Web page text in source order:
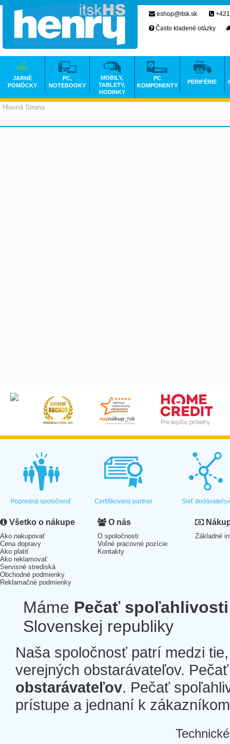
Hlavná Strana
eshop@itsk.sk
Často kladené otázky
JARNÉ
POMÔCKY
PC,
NOTEBOOKY
MOBILY,
TABLETY,
HODINKY
PC
KOMPONENTY
PERIFÉRIE
Popredná spoločnosť Certifikovaný partner Sieť dodávateľov
Všetko o nákupe
Ako nakupovať
Cena dopravy
Ako platiť
Ako reklamovať
Servisné strediská
Obchodné podmienky
Reklamačné podmienky
O nás
O spoločnosti
Voľné pracovné pozície
Kontakty
Základné
Máme Pečať spoľahlivosti
Slovenskej republiky
Naša spoločnosť patrí medzi
verejných obstarávateľov.
obstarávateľov. Pečať
prístupe a jednaní k